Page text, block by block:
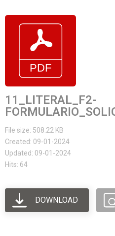
11_LITERAL_F2-
File size: 508.22 KB
Created: 09-01-2024
Updated: 09-01-2024
Hits: 64
DOWNLOAD